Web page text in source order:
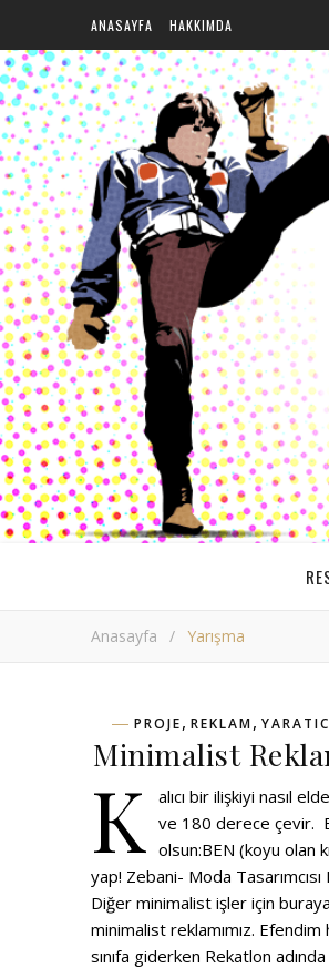
ANASAYFA HAKKIMDA
Anasayfa / Yarışma
PROJE, REKLAM,
Minimalist
K
alıcı bir ilişkiyi nasıl
ve 180 derece çevir.
olsun:BEN (koyu olan
yap! Zebani- Moda
Diğer minimalist işler için
minimalist reklamımız.
sınıfa giderken Rekatlon